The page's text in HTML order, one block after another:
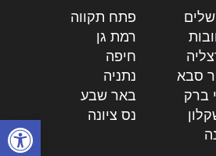
פתח
פתח תקווה
רמת גן
חיפה
סבא נתניה
ברק באר שבע
נס ציונה